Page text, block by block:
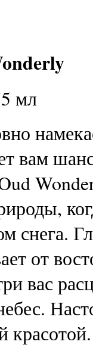
мл
вам
снега.
от
вас
красотой.